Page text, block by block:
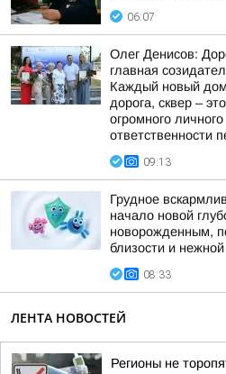
06:07
Олег Денисов:
главная
Каждый новый
дорога, сквер –
огромного
ответственности
09:13
Грудное
начало новой
новорожденным,
близости и
08:33
ЛЕНТА НОВОСТЕЙ
Регионы не